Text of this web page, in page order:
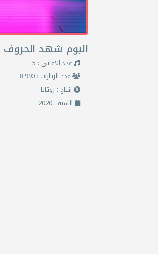
البوم شهد الحروف
عدد الاغاني : 5
عدد الزيارات : 8,990
انتاج : روتانا
السنة : 2020